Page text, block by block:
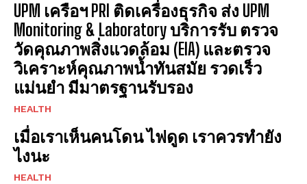
UPM เครือฯ PRI ติดเครื่องธุรกิจ ส่ง UPM
Monitoring & Laboratory บริการรับ ตรวจ
วัดคุณภาพสิ่งแวดล้อม (EIA) และตรวจ
วิเคราะห์คุณภาพน้ำทันสมัย รวดเร็ว
แม่นยำ มีมาตรฐานรับรอง
HEALTH
เมื่อเราเห็นคนโดน ไฟดูด เราควรทำยัง
ไงนะ
HEALTH